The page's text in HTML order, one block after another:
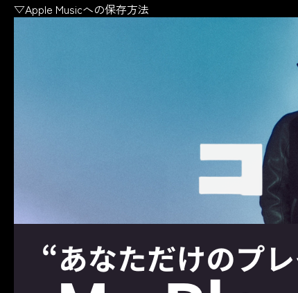
▽Apple Musicへの保存方法